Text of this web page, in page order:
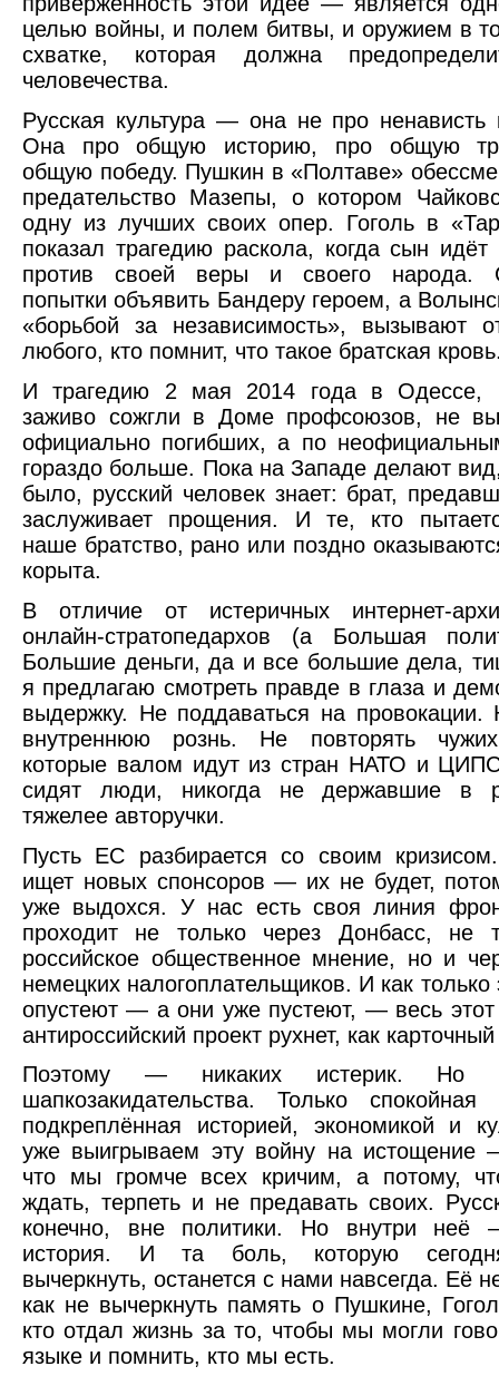
целью войны, и полем битвы, и оружием в
схватке, которая должна
человечества.
Русская культура — она не про ненависть
Она про общую историю, про общую
общую победу. Пушкин в «Полтаве»
предательство Мазепы, о котором
одну из лучших своих опер. Гоголь в
показал трагедию раскола, когда сын идёт
против своей веры и своего народа.
попытки объявить Бандеру героем, а
«борьбой за независимость», вызывают
любого, кто помнит, что такое братская
И трагедию 2 мая 2014 года в Одессе,
заживо сожгли в Доме профсоюзов, не
официально погибших, а по
гораздо больше. Пока на Западе делают
было, русский человек знает: брат,
заслуживает прощения. И те, кто
наше братство, рано или поздно
корыта.
В отличие от истеричных интернет-
онлайн-стратопедархов (а Большая
Большие деньги, да и все большие дела,
я предлагаю смотреть правде в глаза и
выдержку. Не поддаваться на провокации.
внутреннюю рознь. Не повторять
которые валом идут из стран НАТО и
сидят люди, никогда не державшие в
тяжелее авторучки.
Пусть ЕС разбирается со своим
ищет новых спонсоров — их не будет,
уже выдохся. У нас есть своя линия
проходит не только через Донбасс, не
российское общественное мнение, но и
немецких налогоплательщиков. И как только
опустеют — а они уже пустеют, — весь этот
антироссийский проект рухнет, как
Поэтому — никаких истерик. Но
шапкозакидательства. Только спокойная
подкреплённая историей, экономикой и
уже выигрываем эту войну на истощение
что мы громче всех кричим, а потому,
ждать, терпеть и не предавать своих.
конечно, вне политики. Но внутри
история. И та боль, которую
вычеркнуть, останется с нами навсегда. Её
как не вычеркнуть память о Пушкине,
кто отдал жизнь за то, чтобы мы могли
языке и помнить, кто мы есть.